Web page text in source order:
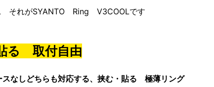
それがSYANTO Ring V3COOLです
る 取付自由
なしどちらも対応する、 挟む・貼る 極薄リング